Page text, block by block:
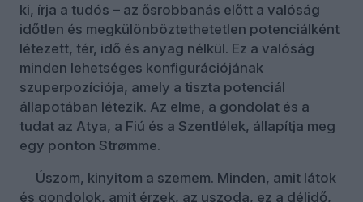
ki, írja a tudós – az ősrobbanás előtt a valóság
időtlen és megkülönböztethetetlen potenciálként
létezett, tér, idő és anyag nélkül. Ez a valóság
minden lehetséges konfigurációjának
szuperpozíciója, amely a tiszta potenciál
állapotában létezik. Az elme, a gondolat és a
tudat az Atya, a Fiú és a Szentlélek, állapítja meg
egy ponton Strømme.
Úszom, kinyitom a szemem. Minden, amit látok
és gondolok, amit érzek, az uszoda, ez a délidő,